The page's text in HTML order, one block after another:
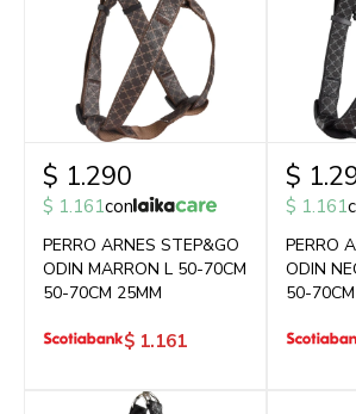
$ 1.290
$ 1.161con
PERRO ARNES STEP&GO
ODIN MARRON L 50-70CM
50-70CM 25MM
$ 1.161
$
$ 1.161
PERRO
ODIN
50-